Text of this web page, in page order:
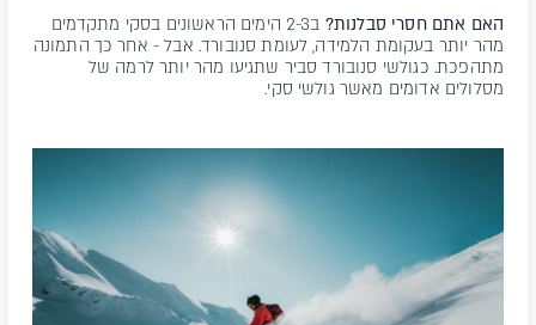
האם אתם חסרי סבלנות?
ב2-3 הימים הראשונים בסקי מתקדמים
מהר יותר בעקומת הלמידה, לעומת סנובורד. אבל - אחר כך התמונה
מתהפכת. כגולשי סנובורד סביר שתגיעו מהר יותר לרמה של
מסלולים אדומים מאשר גולשי סקי.